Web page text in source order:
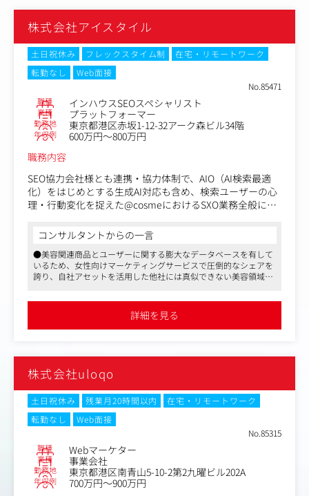
株式会社アイスタイル
土日祝休み フレックスタイム制
在宅・リモートワーク
転勤なし
Web面接
No.85471
職種 インハウスSEOスペシャリスト
業種 プラットフォーマー
勤務地 東京都港区赤坂1-12-32アーク森ビル34階
年収例
600万円～800万円
職務内容
SEO協力会社様とも連携・協力体制で、AIO（AI検索最適
化）をはじめとする生成AI対応も含め、検索ユーザーの心
理・行動変化を捉えた@cosmeにおけるSXO業務全般に幅
施策実施においては各関係部門と連携していきますが、特
に企画や開発メンバーと密に連携を取っていきます。
SXO推進のリーダーとして、ゆくゆくはチームを牽引して
いただきたいと考えています。
・organic流入状況の監視・分析・課題抽出・必要なレポ
・サーベイ・優先判断・推進
・事業計画／市場調査にもとづく戦略・施策の立案と推進
＜この仕事の魅力＞
・SXO分析を起点とした、サイト内のユーザー体験設計の
領域まで、コアメンバーとして深く携わっていただけま
す。
・美容業界における唯一無二のプラットフォーマーとし
て、webメディア、EC、店舗など様々な事業・サービスを
運営。
・大規模DB型サイトのインハウスSEO（月間MAUは1,670
コンサルタントからの一言
●美容関連商品とユーザーに関する膨大なデータベースを有して
いるため、女性向けマーケティングサービスで圧倒的なシェアを
誇り、自社アセットを活用した他社には真似できない美容領域特
るため、ほとんどすべての化粧品・美容メーカーとのルートがあ
り、大手、外資～新興ブランドまで直接提案、折衝する機会が多
くあります
詳細を見る
株式会社uloqo
土日祝休み 残業月20時間以内
在宅・リモートワーク
転勤なし
Web面接
No.85315
職種 Webマーケター
業種 事業会社
勤務地 東京都港区南青山5-10-2第2九曜ビル202A
年収例
700万円～900万円